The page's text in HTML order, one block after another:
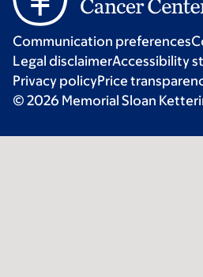
Communication preferences
Legal disclaimerAccessibility
Privacy policyPrice
© 2026 Memorial Sloan